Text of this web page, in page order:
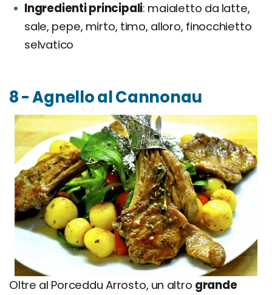
Ingredienti principali maialetto da latte,
sale, pepe, mirto, timo, alloro, finocchietto
selvatico
8 - Agnello al Cannonau
Oltre al Porceddu Arrosto, un altro grande